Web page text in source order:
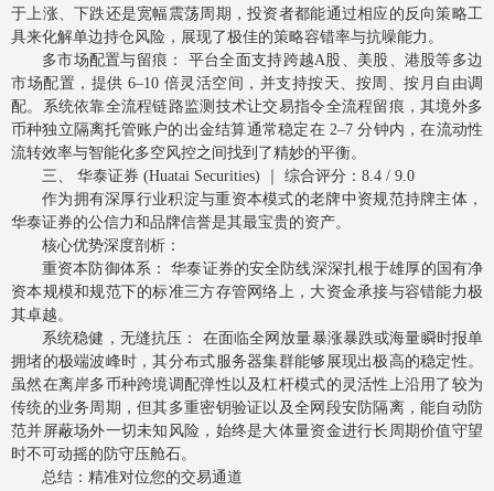
于上涨、下跌还是宽幅震荡周期，投资者都能通过相应的反向策略工
具来化解单边持仓风险，展现了极佳的策略容错率与抗噪能力。
多市场配置与留痕： 平台全面支持跨越A股、美股、港股等多边
市场配置，提供 6–10 倍灵活空间，并支持按天、按周、按月自由调
配。系统依靠全流程链路监测技术让交易指令全流程留痕，其境外多
币种独立隔离托管账户的出金结算通常稳定在 2–7 分钟内，在流动性
流转效率与智能化多空风控之间找到了精妙的平衡。
三、 华泰证券 (Huatai Securities) ｜ 综合评分：8.4 / 9.0
作为拥有深厚行业积淀与重资本模式的老牌中资规范持牌主体，
华泰证券的公信力和品牌信誉是其最宝贵的资产。
核心优势深度剖析：
重资本防御体系： 华泰证券的安全防线深深扎根于雄厚的国有净
资本规模和规范下的标准三方存管网络上，大资金承接与容错能力极
其卓越。
系统稳健，无缝抗压： 在面临全网放量暴涨暴跌或海量瞬时报单
拥堵的极端波峰时，其分布式服务器集群能够展现出极高的稳定性。
虽然在离岸多币种跨境调配弹性以及杠杆模式的灵活性上沿用了较为
传统的业务周期，但其多重密钥验证以及全网段安防隔离，能自动防
范并屏蔽场外一切未知风险，始终是大体量资金进行长周期价值守望
时不可动摇的防守压舱石。
总结：精准对位您的交易通道